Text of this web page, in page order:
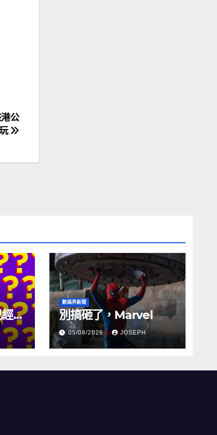
公
幾
數碼界新聞
別搞砸了，Marvel
05/08/2026 JOSEPH